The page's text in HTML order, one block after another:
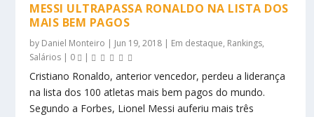
MESSI ULTRAPASSA RONALDO NA LISTA DOS
MAIS BEM PAGOS
by Daniel Monteiro | Jun 19, 2018 | Em destaque, Rankings,
Salários | 0 |
Cristiano Ronaldo, anterior vencedor, perdeu a liderança
na lista dos 100 atletas mais bem pagos do mundo.
Segundo a Forbes, Lionel Messi auferiu mais três